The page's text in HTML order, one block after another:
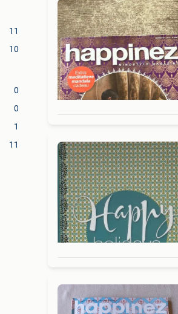
11
10
0
0
1
11